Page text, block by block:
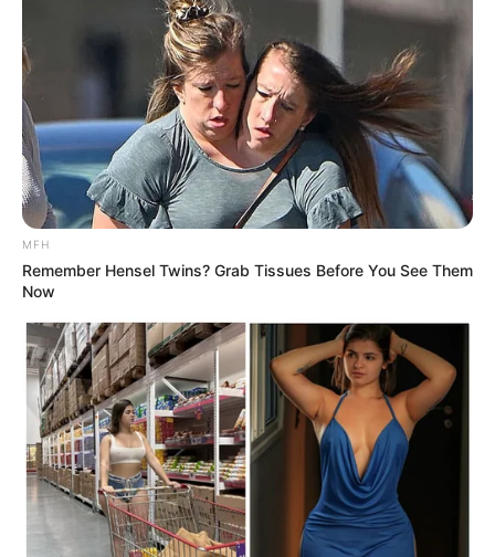
(foto: pinterest)
juga banyak, begitu juga sayurannya yang membuat pelanggan
ingin menikmatinya beberapa kali.
MFH
Remember Hensel Twins? Grab Tissues Before You See Them
Now